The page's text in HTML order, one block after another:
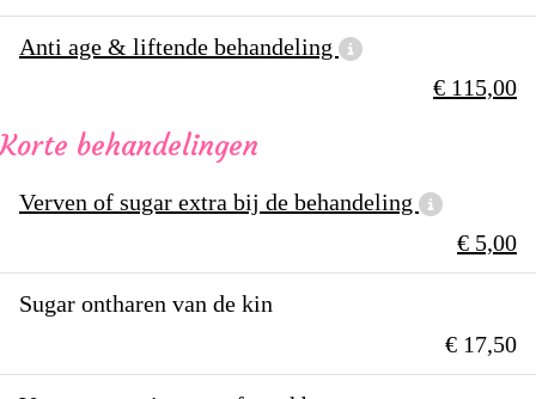
Anti age & liftende behandeling
€ 115,00
Korte behandelingen
Verven of sugar extra bij de behandeling
€ 5,00
Sugar ontharen van de kin
€ 17,50